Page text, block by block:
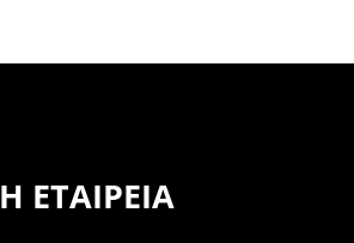
Η ΕΤΑΙΡΕΊΑ